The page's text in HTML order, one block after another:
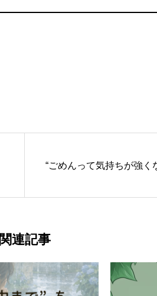
“ごめんって気持ちが強く
関連記事